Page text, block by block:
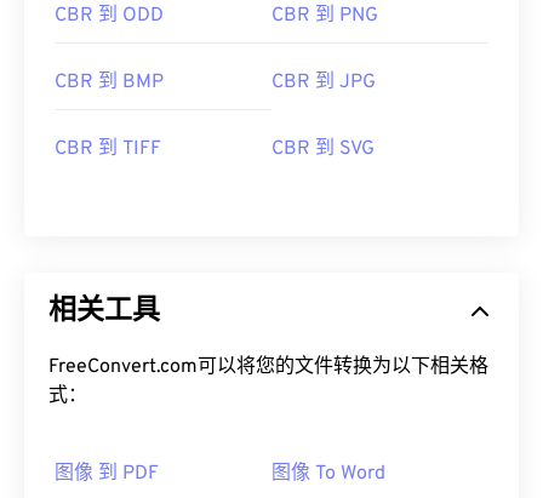
CBR 到 ODD CBR 到 PNG
CBR 到 BMP CBR 到 JPG
CBR 到 TIFF CBR 到 SVG
相关工具
FreeConvert.com可以将您的文件转换为以下相关格
式：
图像 到 PDF 图像 To Word